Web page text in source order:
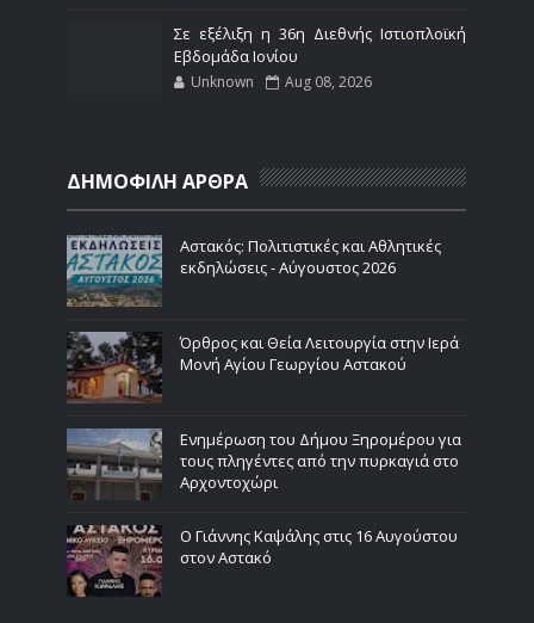
Σε εξέλιξη η 36η Διεθνής Ιστιοπλοϊκή
Εβδομάδα Ιονίου
Unknown Aug 08, 2026
ΔΗΜΟΦΙΛΗ ΑΡΘΡΑ
Αστακός: Πολιτιστικές και Αθλητικές
εκδηλώσεις - Αύγουστος 2026
Όρθρος και Θεία Λειτουργία στην Ιερά
Μονή Αγίου Γεωργίου Αστακού
Ενημέρωση του Δήμου Ξηρομέρου για
τους πληγέντες από την πυρκαγιά στο
Αρχοντοχώρι
Ο Γιάννης Καψάλης στις 16 Αυγούστου
στον Αστακό